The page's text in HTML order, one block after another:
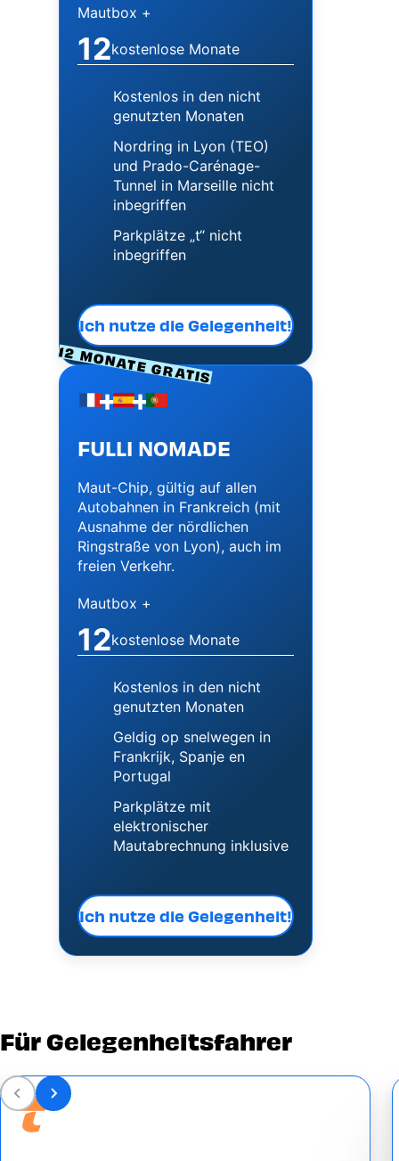
Mautbox +
12kostenlose Monate
Kostenlos in den nicht
genutzten Monaten
Nordring in Lyon (TEO)
und Prado-Carénage-
Tunnel in Marseille nicht
inbegriffen
Parkplätze „t“ nicht
inbegriffen
Ich nutze die Gelegenheit!
12 MONATE GRATIS
Image
+Image
+Image
FULLI NOMADE
Maut-Chip, gültig auf allen
Autobahnen in Frankreich (mit
Ausnahme der nördlichen
Ringstraße von Lyon), auch im
freien Verkehr.
Mautbox +
12kostenlose Monate
Kostenlos in den nicht
genutzten Monaten
Geldig op snelwegen in
Frankrijk, Spanje en
Portugal
Parkplätze mit
elektronischer
Mautabrechnung inklusive
Ich nutze die Gelegenheit!
Für Gelegenheitsfahrer